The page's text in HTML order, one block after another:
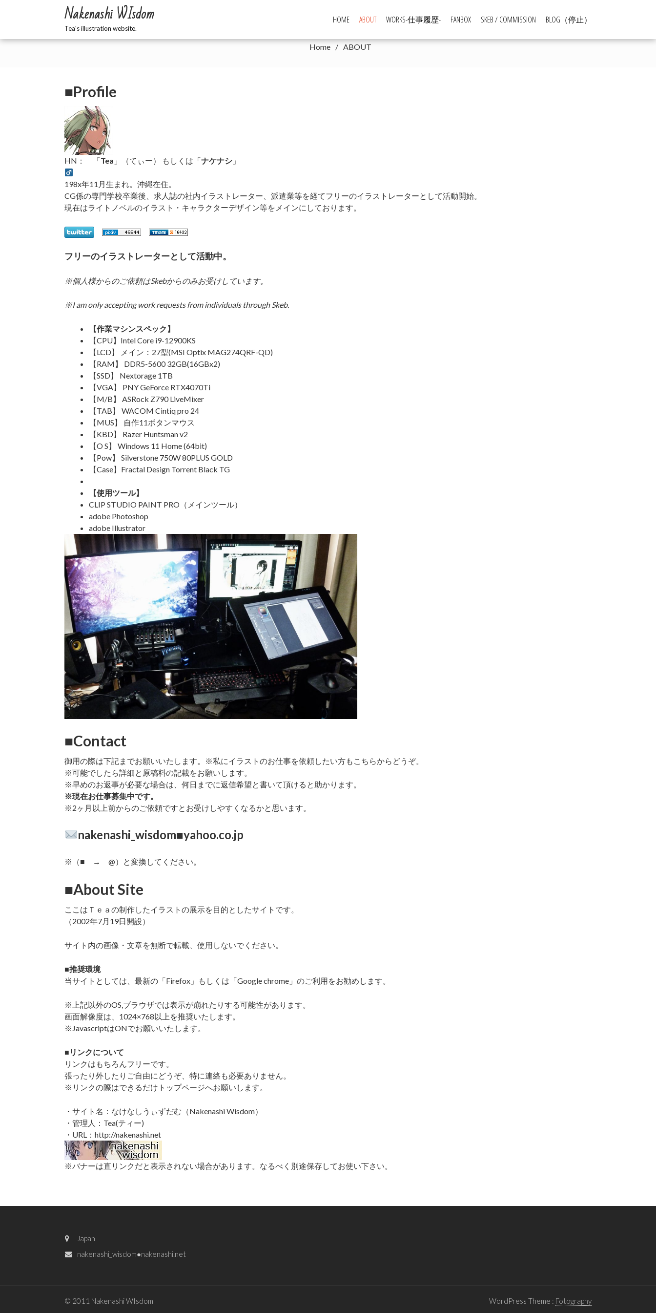
Nakenashi WIsdom
Tea's illustration website.
HOME ABOUT WORKS-仕事履歴- FANBOX SKEB / COMMISSION BLOG（停止）
ABOUT
Home ABOUT
■Profile
HN： 「Tea 」（てぃー） もしくは「ナケナシ 」
198x年11月生まれ。沖縄在住。
CG係の専門学校卒業後、求人誌の社内イラストレーター、派遣業等を経てフリーのイラストレーターとして活動開始。
現在はライトノベルのイラスト・キャラクターデザイン等をメインにしております。
フリーのイラストレーターとして活動中。
※個人様からのご依頼はSkebからのみお受けしています。
※I am only accepting work requests from individuals through Skeb.
【作業マシンスペック】
【CPU】Intel Core i9-12900KS
【LCD】 メイン：27型(MSI Optix MAG274QRF-QD)
【RAM】 DDR5-5600 32GB(16GBx2)
【SSD】 Nextorage 1TB
【VGA】 PNY GeForce RTX4070Ti
【M/B】 ASRock Z790 LiveMixer
【TAB】 WACOM Cintiq pro 24
【MUS】 自作11ボタンマウス
【KBD】 Razer Huntsman v2
【O S】 Windows 11 Home (64bit)
【Pow】 Silverstone 750W 80PLUS GOLD
【Case】Fractal Design Torrent Black TG
【使用ツール】
CLIP STUDIO PAINT PRO （メインツール）
adobe Photoshop
adobe Illustrator
■Contact
御用の際は下記までお願いいたします。※私にイラストのお仕事を依頼したい方もこちらからどうぞ。
※可能でしたら詳細と原稿料の記載をお願いします。
※早めのお返事が必要な場合は、何日までに返信希望と書いて頂けると助かります。
※現在お仕事募集中です。
※2ヶ月以上前からのご依頼ですとお受けしやすくなるかと思います。
nakenashi_wisdom■yahoo.co.jp
※（■ → @）と変換してください。
■About Site
ここはＴｅａの制作したイラストの展示を目的としたサイトです。
（2002年7月19日開設）
サイト内の画像・文章を無断で転載、使用しないでください。
■推奨環境
当サイトとしては、最新の「Firefox」もしくは「Google chrome」のご利用をお勧めします。
※上記以外のOS,ブラウザでは表示が崩れたりする可能性があります。
画面解像度は、1024×768以上を推奨いたします。
※JavascriptはONでお願いいたします。
■リンクについて
リンクはもちろんフリーです。
張ったり外したりご自由にどうぞ、特に連絡も必要ありません。
※リンクの際はできるだけトップページへお願いします。
・サイト名：なけなしうぃずだむ（Nakenashi Wisdom）
・管理人：Tea(ティー)
・URL：http://nakenashi.net
※バナーは直リンクだと表示されない場合があります。なるべく別途保存してお使い下さい。
Japan
nakenashi_wisdom●nakenashi.net
© 2011 Nakenashi WIsdom WordPress Theme : Fotography